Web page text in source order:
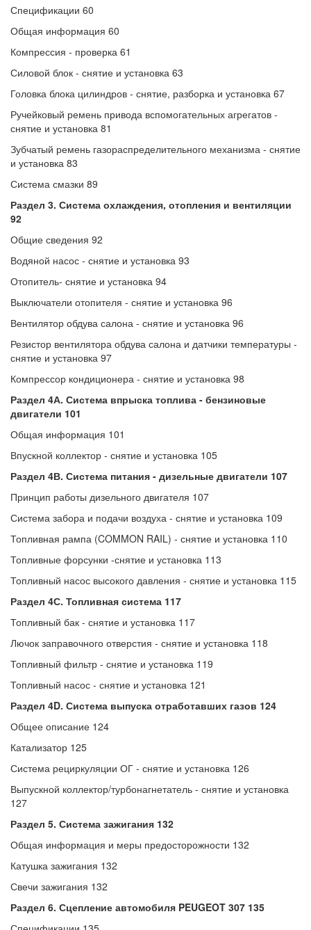
Спецификации 60
Общая информация 60
Компрессия - проверка 61
Силовой блок - снятие и установка 63
Головка блока цилиндров - снятие, разборка и установка 67
Ручейковый ремень привода вспомогательных агрегатов -
снятие и установка 81
Зубчатый ремень газораспределительного механизма - снятие
и установка 83
Система смазки 89
Раздел 3. Система охлаждения, отопления и вентиляции
92
Общие сведения 92
Водяной насос - снятие и установка 93
Отопитель- снятие и установка 94
Выключатели отопителя - снятие и установка 96
Вентилятор обдува салона - снятие и установка 96
Резистор вентилятора обдува салона и датчики температуры -
снятие и установка 97
Компрессор кондиционера - снятие и установка 98
Раздел 4А. Система впрыска топлива - бензиновые
двигатели 101
Общая информация 101
Впускной коллектор - снятие и установка 105
Раздел 4В. Система питания - дизельные двигатели 107
Принцип работы дизельного двигателя 107
Система забора и подачи воздуха - снятие и установка 109
Топливная рампа (COMMON RAIL) - снятие и установка 110
Топливные форсунки -снятие и установка 113
Топливный насос высокого давления - снятие и установка 115
Раздел 4С. Топливная система 117
Топливный бак - снятие и установка 117
Лючок заправочного отверстия - снятие и установка 118
Топливный фильтр - снятие и установка 119
Топливный насос - снятие и установка 121
Раздел 4D. Система выпуска отработавших газов 124
Общее описание 124
Катализатор 125
Система рециркуляции ОГ - снятие и установка 126
Выпускной коллектор/турбонагнетатель - снятие и установка
127
Раздел 5. Система зажигания 132
Общая информация и меры предосторожности 132
Катушка зажигания 132
Свечи зажигания 132
Раздел 6. Сцепление автомобиля PEUGEOT 307 135